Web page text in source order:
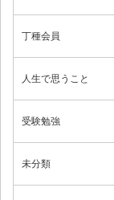
丁種会員
人生で思うこと
受験勉強
未分類